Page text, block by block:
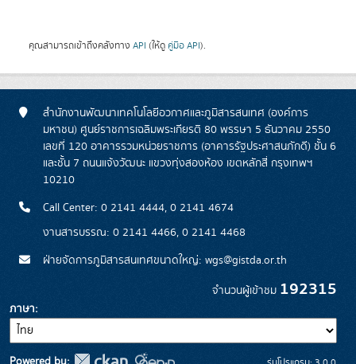
คุณสามารถเข้าถึงคลังทาง API (ให้ดู คู่มือ API).
สำนักงานพัฒนาเทคโนโลยีอวกาศและภูมิสารสนเทศ (องค์การ
มหาชน) ศูนย์ราชการเฉลิมพระเกียรติ 80 พรรษา 5 ธันวาคม 2550
เลขที่ 120 อาคารรวมหน่วยราชการ (อาคารรัฐประศาสนภักดี) ชั้น 6
และชั้น 7 ถนนแจ้งวัฒนะ แขวงทุ่งสองห้อง เขตหลักสี่ กรุงเทพฯ
10210
Call Center: 0 2141 4444, 0 2141 4674
งานสารบรรณ: 0 2141 4466, 0 2141 4468
ฝ่ายจัดการภูมิสารสนเทศขนาดใหญ่: wgs@gistda.or.th
จำนวนผู้เข้าชม 192315
ภาษา